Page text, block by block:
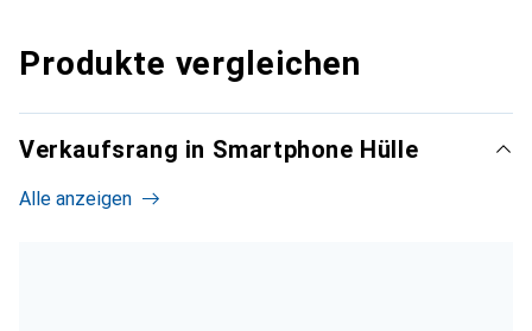
Produkte vergleichen
Verkaufsrang in Smartphone Hülle
Alle anzeigen